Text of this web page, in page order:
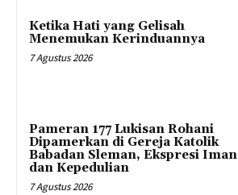
Ketika Hati yang Gelisah
Menemukan Kerinduannya
7 Agustus 2026
Pameran 177 Lukisan Rohani
Dipamerkan di Gereja Katolik
Babadan Sleman, Ekspresi Iman
dan Kepedulian
7 Agustus 2026